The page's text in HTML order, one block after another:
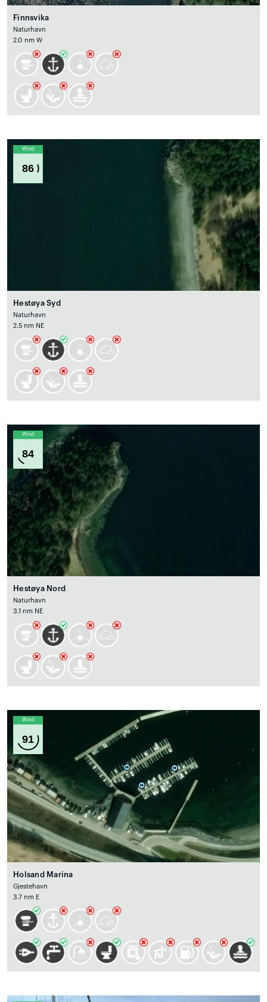
Finnsvika
Naturhavn
2.0 nm W
Wind
86
Hestøya Syd
Naturhavn
2.5 nm NE
Wind
84
Hestøya Nord
Naturhavn
3.1 nm NE
Wind
91
Holsand Marina
Gjestehavn
3.7 nm E